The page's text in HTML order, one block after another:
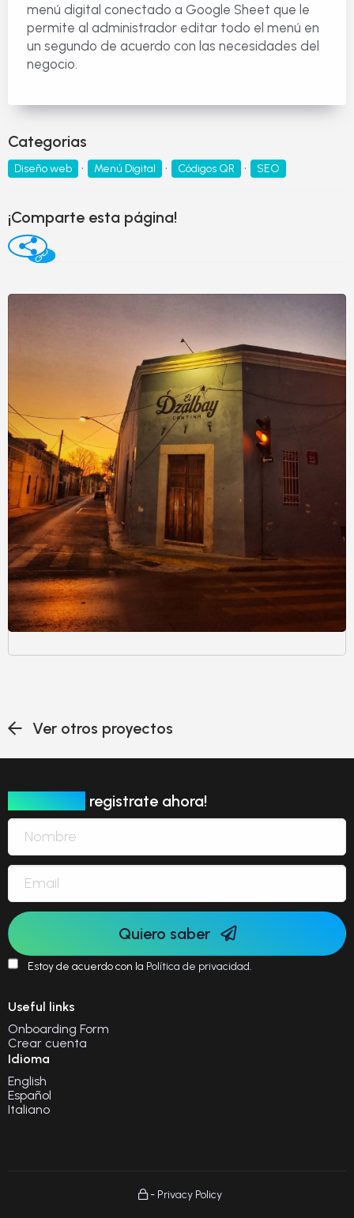
menú digital conectado a Google Sheet que le
permite al administrador editar todo el menú en
un segundo de acuerdo con las necesidades del
negocio.
Categorias
Diseño web Menú Digital Códigos QR SEO
¡Comparte esta página!
Ver otros proyectos
registrate ahora!
Quiero saber
Estoy de acuerdo con la Política de privacidad.
Useful links
Onboarding Form
Crear cuenta
Idioma
English
Español
Italiano
- Privacy Policy